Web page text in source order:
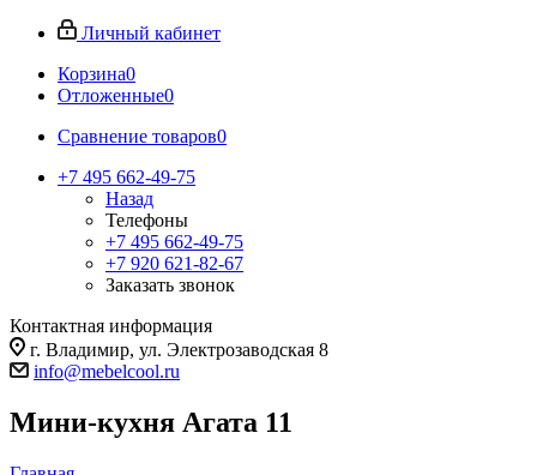
Личный кабинет
Корзина0
Отложенные0
Сравнение товаров0
+7 495 662-49-75
Назад
Телефоны
+7 495 662-49-75
+7 920 621-82-67
Заказать звонок
Контактная информация
г. Владимир, ул. Электрозаводская 8
info@mebelcool.ru
Мини-кухня Агата 11